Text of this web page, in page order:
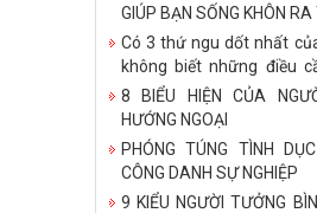
GIÚP BẠN SỐNG KHÔN RA
Có 3 thứ ngu dốt nhất
không biết những điều
bậy những điều đã
điều không cần biết!
8 BIỂU HIỆN CỦA
HƯỚNG NGOẠI
PHÓNG TÚNG TÌNH
CÔNG DANH SỰ NGHIỆP
9 KIỂU NGƯỜI TƯỞNG